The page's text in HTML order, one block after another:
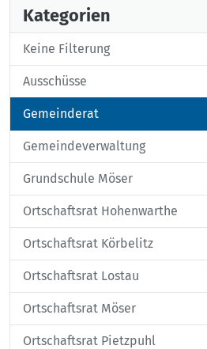
Kategorien
Keine Filterung
Ausschüsse
Gemeinderat
Gemeindeverwaltung
Grundschule Möser
Ortschaftsrat Hohenwarthe
Ortschaftsrat Körbelitz
Ortschaftsrat Lostau
Ortschaftsrat Möser
Ortschaftsrat Pietzpuhl